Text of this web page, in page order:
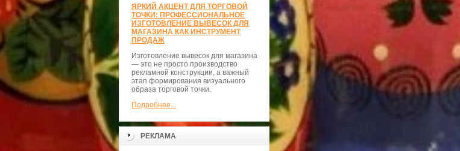
ЯРКИЙ АКЦЕНТ ДЛЯ ТОРГОВОЙ
ТОЧКИ: ПРОФЕССИОНАЛЬНОЕ
ИЗГОТОВЛЕНИЕ ВЫВЕСОК ДЛЯ
МАГАЗИНА КАК ИНСТРУМЕНТ
ПРОДАЖ
Изготовление вывесок для магазина
— это не просто производство
рекламной конструкции, а важный
этап формирования визуального
образа торговой точки.
Подробнее...
РЕКЛАМА